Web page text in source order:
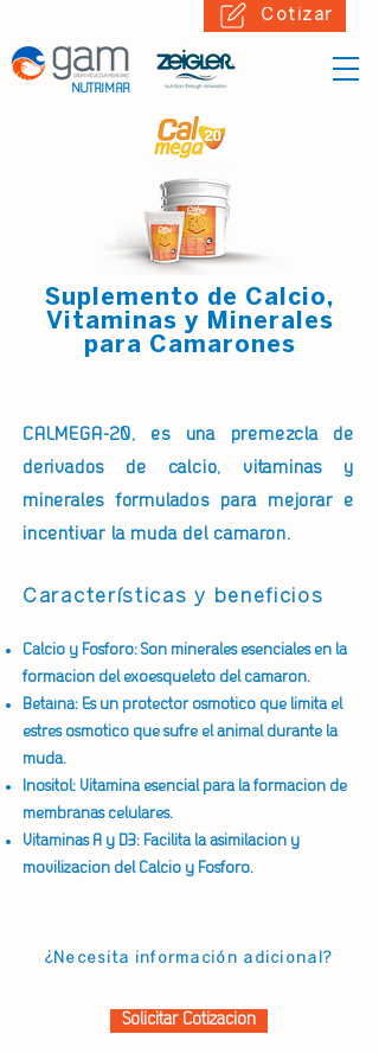
NUTRIMAR
Cotizar
Suplemento de Calcio,
Vitaminas y Minerales
para Camarones
CALMEGA-20, es una premezcla de
derivados de calcio, vitaminas y
minerales formulados para mejorar e
incentivar la muda del camarón.
Características y beneficios
Calcio y Fosforo: Son minerales esenciales en la
formación del exoesqueleto del camarón.
Betaína: Es un protector osmótico que limita el
estrés osmótico que sufre el animal durante la
muda.
Inositol: Vitamina esencial para la formación de
membranas celulares.
Vitaminas A y D3: Facilita la asimilación y
movilización del Calcio y Fosforo.
¿Necesita información adicional?
Solicitar Cotización